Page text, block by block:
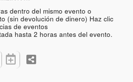
dentro del mismo evento o
(sin devolución de dinero) Haz clic
de eventos
hasta 2 horas antes del evento.